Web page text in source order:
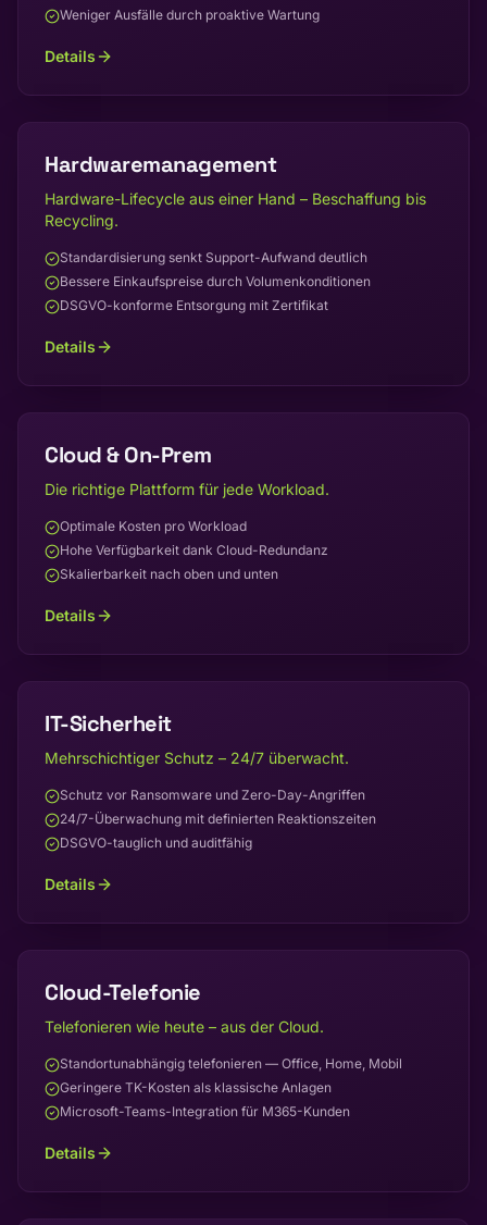
Weniger Ausfälle durch proaktive Wartung
Details
Hardwaremanagement
Hardware-Lifecycle aus einer Hand – Beschaffung bis
Recycling.
Standardisierung senkt Support-Aufwand deutlich
Bessere Einkaufspreise durch Volumenkonditionen
DSGVO-konforme Entsorgung mit Zertifikat
Details
Cloud & On-Prem
Die richtige Plattform für jede Workload.
Optimale Kosten pro Workload
Hohe Verfügbarkeit dank Cloud-Redundanz
Skalierbarkeit nach oben und unten
Details
IT-Sicherheit
Mehrschichtiger Schutz – 24/7 überwacht.
Schutz vor Ransomware und Zero-Day-Angriffen
24/7-Überwachung mit definierten Reaktionszeiten
DSGVO-tauglich und auditfähig
Details
Cloud-Telefonie
Telefonieren wie heute – aus der Cloud.
Standortunabhängig telefonieren — Office, Home, Mobil
Geringere TK-Kosten als klassische Anlagen
Microsoft-Teams-Integration für M365-Kunden
Details